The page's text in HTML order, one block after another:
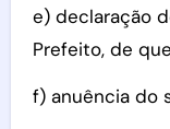
e) declaração
Prefeito, de
f) anuência do